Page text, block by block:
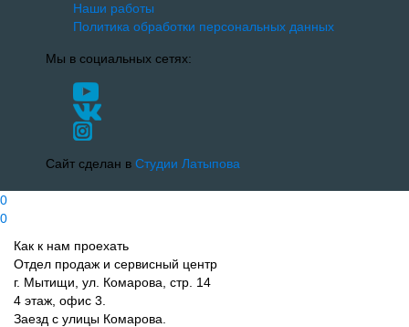
Наши работы
Политика обработки персональных данных
Мы в социальных сетях:
Сайт сделан в Студии Латыпова
0
0
Как к нам проехать
Отдел продаж и сервисный центр
г. Мытищи, ул. Комарова, стр. 14
4 этаж, офис 3.
Заезд с улицы Комарова.